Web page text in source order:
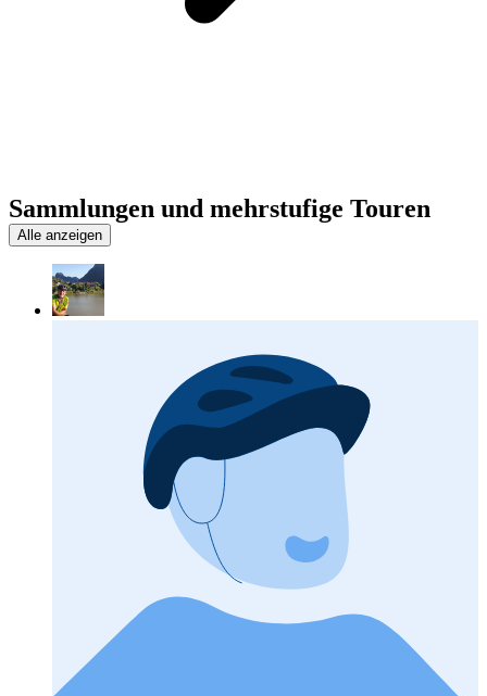
Sammlungen und mehrstufige Touren
Alle anzeigen